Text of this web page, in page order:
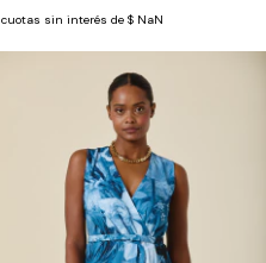
cuotas sin interés de $ NaN